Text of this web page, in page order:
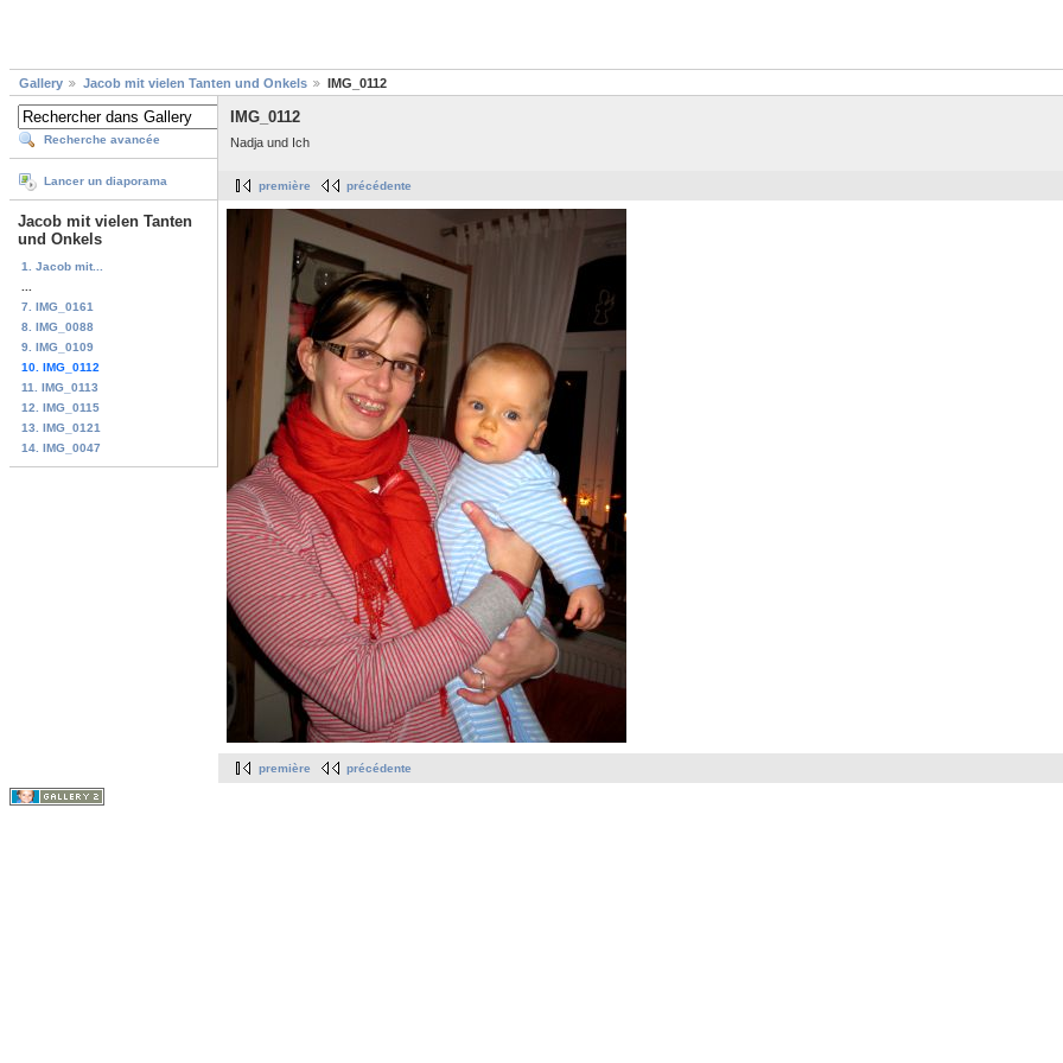
Gallery Jacob mit vielen Tanten und Onkels IMG_0112
Recherche avancée
Lancer un diaporama
Jacob mit vielen Tanten
und Onkels
1. Jacob mit...
7. IMG_0161
8. IMG_0088
9. IMG_0109
10. IMG_0112
11. IMG_0113
12. IMG_0115
13. IMG_0121
14. IMG_0047
IMG_0112
Nadja und Ich
première précédente
première précédente